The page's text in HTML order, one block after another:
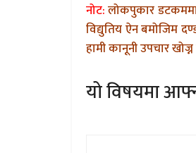
नोट:लोकपुकार डटकममा
विद्युतिय ऐन बमोजिम
हामी कानूनी उपचार
यो विषयमा